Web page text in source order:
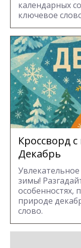
календарных
ключевое
Кроссворд
Декабрь
зимы!
особенностях,
природе
слово.